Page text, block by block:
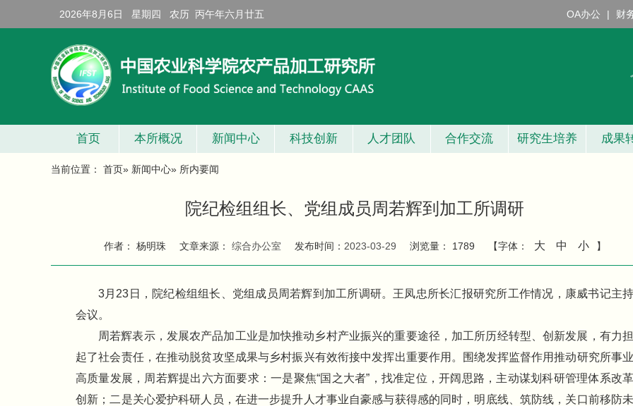
OA办公 | 财
2026年8月6日 星期四 农历 丙午年六月廿五
首页 本所概况 新闻中心 科技创新 人才团队 合作交流 研究生培养 成果
当前位置： 首页» 新闻中心» 所内要闻
院纪检组组长、党组成员周若辉到加工所调研
作者： 杨明珠 文章来源： 综合办公室 发布时间： 2023-03-29 浏览量： 1789 【字体： 大 中 小 】
3月23日，院纪检组组长、党组成员周若辉到加工所调研。王凤忠所长汇报研究所工作情况，康威书记主持
会议。
周若辉表示，发展农产品加工业是加快推动乡村产业振兴的重要途径，加工所历经转型、创新发展，有力担
起了社会责任，在推动脱贫攻坚成果与乡村振兴有效衔接中发挥出重要作用。围绕发挥监督作用推动研究所事业
高质量发展，周若辉提出六方面要求：一是聚焦“国之大者”，找准定位，开阔思路，主动谋划科研管理体系改革
创新；二是关心爱护科研人员，在进一步提升人才事业自豪感与获得感的同时，明底线、筑防线，关口前移防未